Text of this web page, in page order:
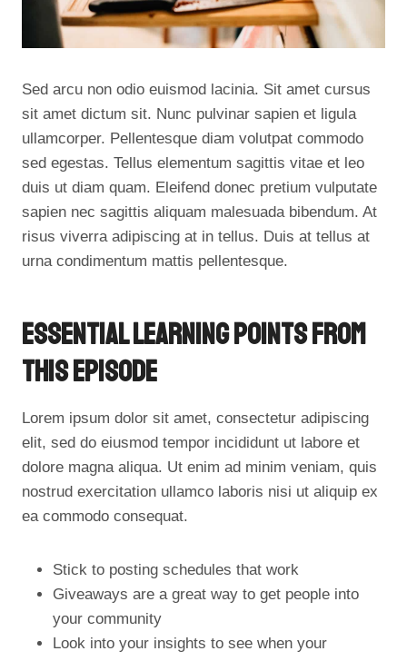
Sed arcu non odio euismod lacinia. Sit amet cursus
sit amet dictum sit. Nunc pulvinar sapien et ligula
ullamcorper. Pellentesque diam volutpat commodo
sed egestas. Tellus elementum sagittis vitae et leo
duis ut diam quam. Eleifend donec pretium vulputate
sapien nec sagittis aliquam malesuada bibendum. At
risus viverra adipiscing at in tellus. Duis at tellus at
urna condimentum mattis pellentesque.
Essential Learning Points From
This Episode
Lorem ipsum dolor sit amet, consectetur adipiscing
elit, sed do eiusmod tempor incididunt ut labore et
dolore magna aliqua. Ut enim ad minim veniam, quis
nostrud exercitation ullamco laboris nisi ut aliquip ex
ea commodo consequat.
Stick to posting schedules that work
Giveaways are a great way to get people into
your community
Look into your insights to see when your